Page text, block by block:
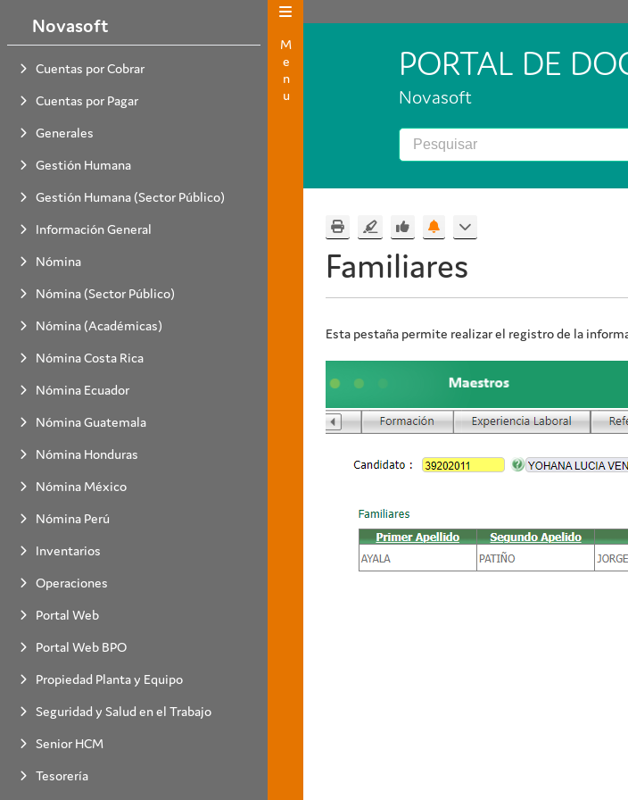
Novasoft
Cuentas por Cobrar
Cuentas por Pagar
Generales
Gestión Humana
Gestión Humana (Sector Público)
Información General
Nómina
Nómina (Sector Público)
Nómina (Académicas)
Nómina Costa Rica
Nómina Ecuador
Nómina Guatemala
Nómina Honduras
Nómina México
Nómina Perú
Inventarios
Operaciones
Portal Web
Portal Web BPO
Propiedad Planta y Equipo
Seguridad y Salud en el Trabajo
Senior HCM
Tesorería
Menu PORTAL DE
Novasoft
Familiares
Esta pestaña permite realizar el registro de la